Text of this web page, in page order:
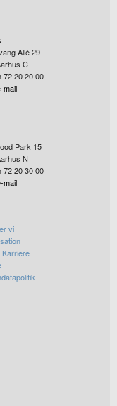
Allé 29
C
72 20 20 00
mail
Park 15
N
72 20 30 00
mail
vi